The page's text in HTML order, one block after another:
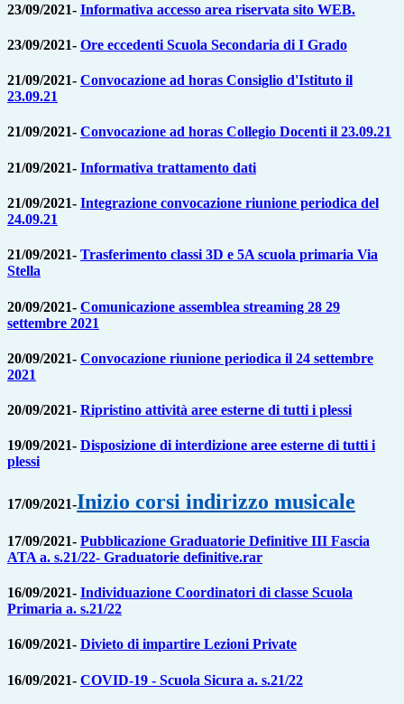
23/09/2021- Informativa accesso area riservata sito WEB.
23/09/2021- Ore eccedenti Scuola Secondaria di I Grado
21/09/2021- Convocazione ad horas Consiglio d'Istituto il
23.09.21
21/09/2021- Convocazione ad horas Collegio Docenti il 23.09.21
21/09/2021- Informativa trattamento dati
21/09/2021- Integrazione convocazione riunione periodica del
24.09.21
21/09/2021- Trasferimento classi 3D e 5A scuola primaria Via
Stella
20/09/2021- Comunicazione assemblea streaming 28 29
settembre 2021
20/09/2021- Convocazione riunione periodica il 24 settembre
2021
20/09/2021- Ripristino attività aree esterne di tutti i plessi
19/09/2021- Disposizione di interdizione aree esterne di tutti i
plessi
17/09/2021-Inizio corsi indirizzo musicale
17/09/2021- Pubblicazione Graduatorie Definitive III Fascia
ATA a. s.21/22- Graduatorie definitive.rar
16/09/2021- Individuazione Coordinatori di classe Scuola
Primaria a. s.21/22
16/09/2021- Divieto di impartire Lezioni Private
16/09/2021- COVID-19 - Scuola Sicura a. s.21/22